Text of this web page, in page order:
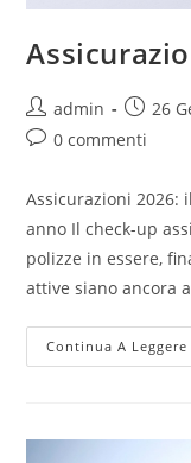
admin 26
0 commenti
Assicurazioni 2026:
anno Il check-up
polizze in essere,
attive siano ancora
Continua A Leggere